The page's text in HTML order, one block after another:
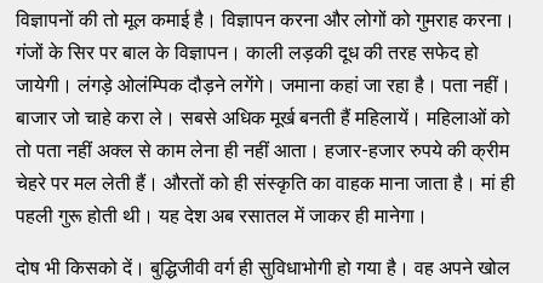
विज्ञापनों की तो मूल कमाई है। विज्ञापन करना और लोगों को गुमराह करना।
गंजों के सिर पर बाल के विज्ञापन। काली लड़की दूध की तरह सफेद हो
जायेगी। लंगड़े ओलंम्‍पिक दौड़ने लगेंगे। जमाना कहां जा रहा है। पता नहीं।
बाजार जो चाहे करा ले। सबसे अधिक मूर्ख बनती हैं महिलायें। महिलाओं को
तो पता नहीं अक्‍ल से काम लेना ही नहीं आता। हजार-हजार रुपये की क्रीम
चेहरे पर मल लेती हैं। औरतों को ही संस्‍कृति का वाहक माना जाता है। मां ही
पहली गुरू होती थी। यह देश अब रसातल में जाकर ही मानेगा।
दोष भी किसको दें। बुद्धिजीवी वर्ग ही सुविधाभोगी हो गया है। वह अपने खोल